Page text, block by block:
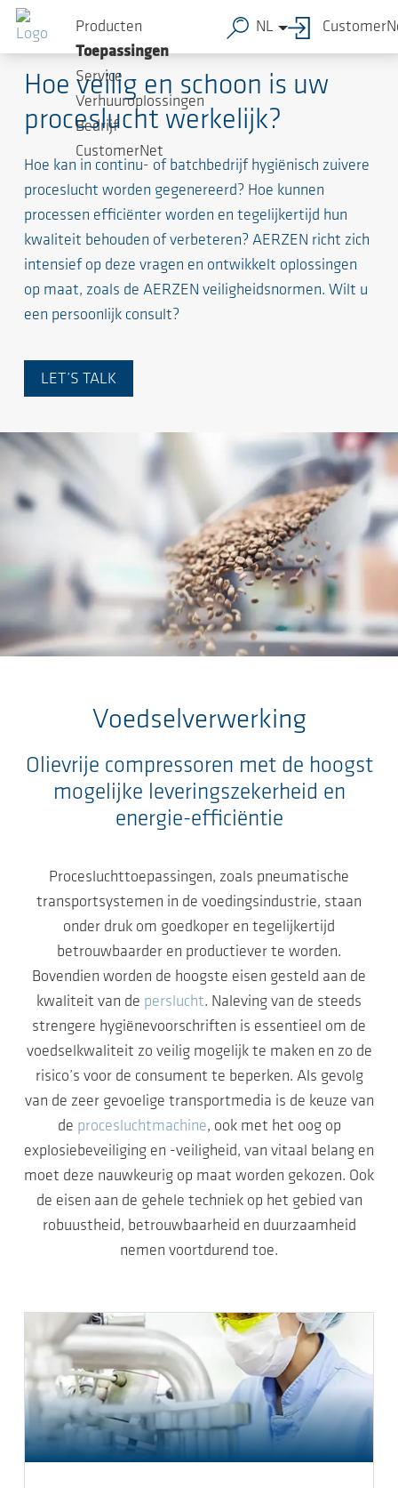
Procesluchttoepassingen in Voedselverwerking
Hoe veilig en schoon is uw
proceslucht werkelijk?
Hoe kan in continu- of batchbedrijf hygiënisch zuivere
proceslucht worden gegenereerd? Hoe kunnen
processen efficiënter worden en tegelijkertijd hun
kwaliteit behouden of verbeteren? AERZEN richt zich
intensief op deze vragen en ontwikkelt oplossingen
op maat, zoals de AERZEN veiligheidsnormen. Wilt u
een persoonlijk consult?
LET’S TALK
Producten
Toepassingen
Service
Verhuuroplossingen
Bedrijf
CustomerNet
NL
Voedselverwerking
Olievrije compressoren met de hoogst
mogelijke leveringszekerheid en
energie-efficiëntie
Procesluchttoepassingen, zoals pneumatische
transportsystemen in de voedingsindustrie, staan
onder druk om goedkoper en tegelijkertijd
betrouwbaarder en productiever te worden.
Bovendien worden de hoogste eisen gesteld aan de
kwaliteit van de perslucht. Naleving van de steeds
strengere hygiënevoorschriften is essentieel om de
voedselkwaliteit zo veilig mogelijk te maken en zo de
risico’s voor de consument te beperken. Als gevolg
van de zeer gevoelige transportmedia is de keuze van
de procesluchtmachine, ook met het oog op
explosiebeveiliging en -veiligheid, van vitaal belang en
moet deze nauwkeurig op maat worden gekozen. Ook
de eisen aan de gehele techniek op het gebied van
robuustheid, betrouwbaarheid en duurzaamheid
nemen voortdurend toe.